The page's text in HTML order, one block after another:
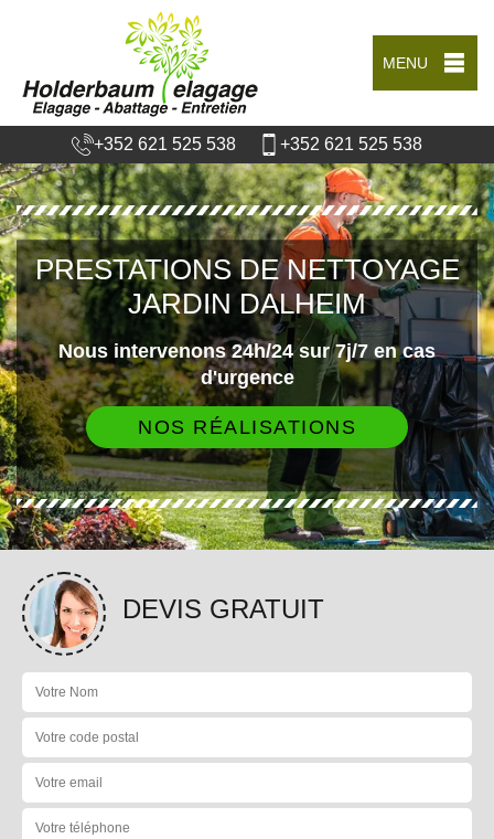
MENU
+352 621 525 538 +352 621 525 538
PRESTATIONS DE NETTOYAGE
JARDIN DALHEIM
Nous intervenons 24h/24 sur 7j/7 en cas
d'urgence
NOS RÉALISATIONS
DEVIS GRATUIT